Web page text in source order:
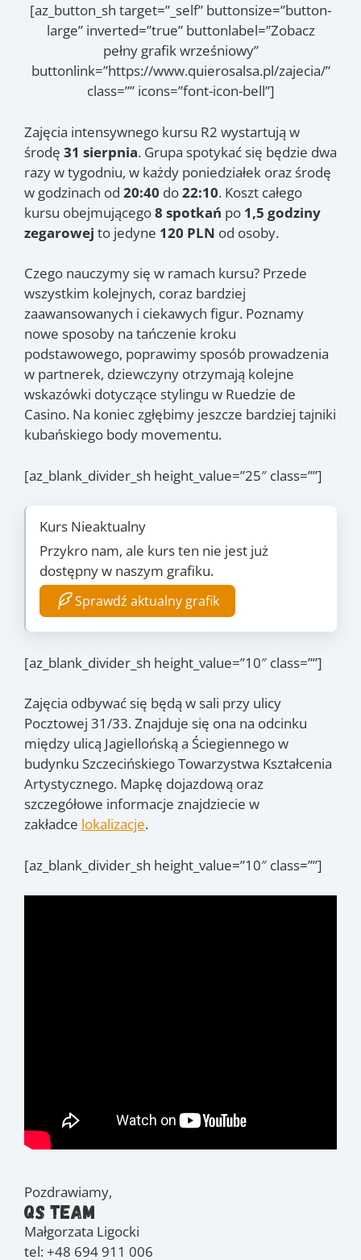
[az_button_sh target=”_self” buttonsize=”button-
large” inverted=”true” buttonlabel=”Zobacz
pełny grafik wrześniowy”
buttonlink=”https://www.quierosalsa.pl/zajecia/”
class=”” icons=”font-icon-bell”]
Zajęcia intensywnego kursu R2 wystartują w
środę 31 sierpnia. Grupa spotykać się będzie dwa
razy w tygodniu, w każdy poniedziałek oraz środę
w godzinach od 20:40 do22:10. Koszt całego
kursu obejmującego8 spotkań po 1,5 godziny
zegarowej to jedyne 120 PLN od osoby.
Czego nauczymy się w ramach kursu? Przede
wszystkim kolejnych, coraz bardziej
zaawansowanych i ciekawych figur. Poznamy
nowe sposoby na tańczenie kroku
podstawowego, poprawimy sposób prowadzenia
w partnerek, dziewczyny otrzymają kolejne
wskazówki dotyczące stylingu w Ruedzie de
Casino. Na koniec zgłębimy jeszcze bardziej tajniki
kubańskiego body movementu.
[az_blank_divider_sh height_value=”25″ class=””]
Kurs Nieaktualny
Przykro nam, ale kurs ten nie jest już
dostępny w naszym grafiku.
Sprawdź aktualny grafik
[az_blank_divider_sh height_value=”10″ class=””]
Zajęcia odbywać się będą w sali przy ulicy
Pocztowej 31/33. Znajduje się ona na odcinku
między ulicą Jagiellońską a Ściegiennego w
budynku Szczecińskiego Towarzystwa Kształcenia
Artystycznego. Mapkę dojazdową oraz
szczegółowe informacje znajdziecie w
zakładce lokalizacje.
[az_blank_divider_sh height_value=”10″ class=””]
Pozdrawiamy,
QS Team
Małgorzata Ligocki
tel: +48 694 911 006